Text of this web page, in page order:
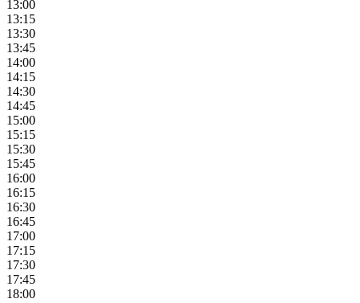
13:00
13:15
13:30
13:45
14:00
14:15
14:30
14:45
15:00
15:15
15:30
15:45
16:00
16:15
16:30
16:45
17:00
17:15
17:30
17:45
18:00